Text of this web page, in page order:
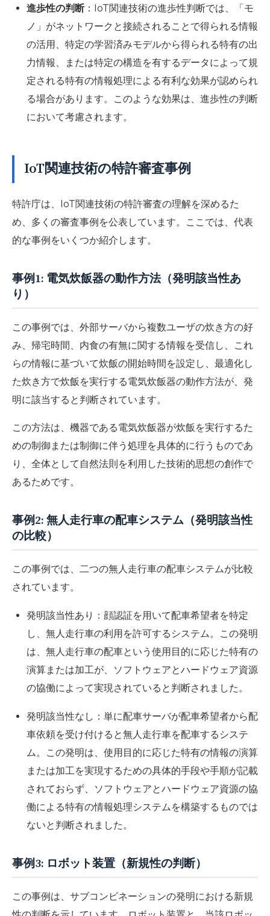
進歩性の判断 ：IoT関連技術の進歩性判断では、「モ
ノ」がネットワークと接続されることで得られる情報
の活用、特定の学習済みモデルから得られる特有の出
力情報、または特定の構造を有するデータによって規
定される特有の情報処理による有利な効果が認められ
る場合があります。このような効果は、進歩性の判断
において考慮されます。
IoT関連技術の特許審査事例
特許庁は、IoT関連技術の特許審査の理解を深めるた
め、多くの審査事例を公表しています。ここでは、代表
的な事例をいくつか紹介します。
事例1: 電気炊飯器の動作方法（発明該当性あ
り）
この事例では、外部サーバから複数ユーザの炊き方の好
み、帰宅時間、内食の有無に関する情報を受信し、これ
らの情報に基づいて炊飯の開始時間を設定し、最適化し
た炊き方で炊飯を実行する電気炊飯器の動作方法が、発
明に該当すると判断されています。
この方法は、機器である電気炊飯器が炊飯を実行するた
めの制御または制御に伴う処理を具体的に行うものであ
り、全体として自然法則を利用した技術的思想の創作で
あるためです。
事例2: 無人走行車の配車システム（発明該当性
の比較）
この事例では、二つの無人走行車の配車システムが比較
されています。
発明該当性あり：顔認証を用いて配車希望者を特定
し、無人走行車の利用を許可するシステム。この発明
は、無人走行車の配車という使用目的に応じた特有の
演算または加工が、ソフトウェアとハードウェア資源
の協働によって実現されていると判断されました。
発明該当性なし：単に配車サーバが配車希望者から配
車依頼を受け付けると無人走行車を配車するシステ
ム。この発明は、使用目的に応じた特有の情報の演算
または加工を実現するための具体的手段や手順が記載
されておらず、ソフトウェアとハードウェア資源の協
働による特有の情報処理システムを構築するものでは
ないと判断されました。
事例3: ロボット装置（新規性の判断）
この事例は、サブコンビネーションの発明における新規